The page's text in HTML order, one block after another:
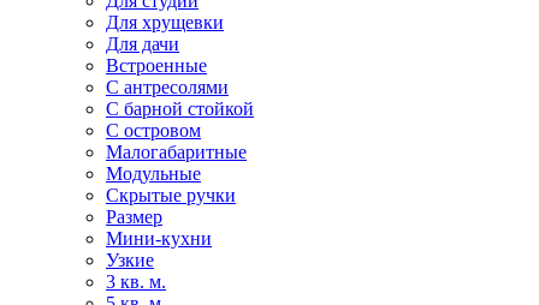
Для хрущевки
Для дачи
Встроенные
С антресолями
С барной стойкой
С островом
Малогабаритные
Модульные
Скрытые ручки
Размер
Мини-кухни
Узкие
3 кв. м.